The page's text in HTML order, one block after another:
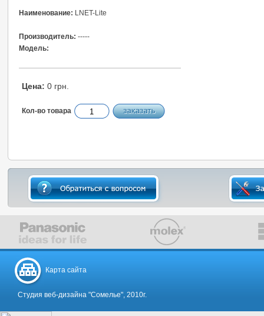
Наименование: LNET-Lite
Производитель: -----
Модель:
Цена: 0 грн.
Кол-во товара
Карта сайта
Студия веб-дизайна "Сомелье", 2010г.